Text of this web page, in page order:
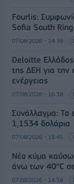
Fourlis:
Sofia South
07/08/2026 - 14:39
Deloitte
της ΔΕΗ για την
ενέργειας
07/08/2026 - 16:38
Συνάλλαγμα: Το
1,1534 δολάρια
07/08/2026 - 15:45
Νέο κύμα
άνω των 40°C σε
07/08/2026 - 14:58